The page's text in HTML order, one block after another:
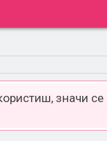
значи се